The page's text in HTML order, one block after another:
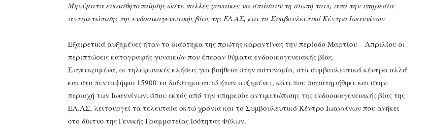
Μηνύματα ευαισθητοποίησης ώστε πολλές γυναίκες να σπάσουν τη σιωπή τους, από την υπηρεσία
αντιμετώπισης της ενδοοικογενειακής βίας της ΕΛ.ΑΣ, και το Συμβουλευτικό Κέντρο Ιωαννίνων
Εξαιρετικά αυξημένες ήταν το διάστημα της πρώτης καραντίνας την περίοδο Μαρτίου – Απριλίου οι
περιπτώσεις καταγραφής γυναικών που έπεσαν θύματα ενδοοικογενειακής βίας.
Συγκεκριμένα, οι τηλεφωνικές κλήσεις για βοήθεια στην αστυνομία, στα συμβουλευτικά κέντρα αλλά
και στο πενταψήφιο 15900 το διάστημα αυτό ήταν αυξημένες, κάτι που παρατηρήθηκε και στην
περιοχή των Ιωαννίνων, όπου εκτός από την υπηρεσία αντιμετώπισης της ενδοοικογενειακής βίας της
ΕΛ.ΑΣ, λειτουργεί τα τελευταία οκτώ χρόνια και το Συμβουλευτικό Κέντρο Ιωαννίνων που ανήκει
στο δίκτυο της Γενικής Γραμματείας Ισότητας Φύλων.